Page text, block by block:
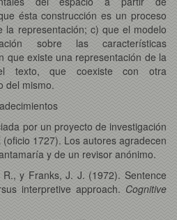
ésta construcción es un proceso
la representación; c) que el modelo
sobre las características
que existe una representación de la
texto, que coexiste con otra
del mismo.
por un proyecto de investigación
1727). Los autores agradecen
y de un revisor anónimo.
y Franks, J. J. (1972). Sentence
interpretive approach. Cognitive